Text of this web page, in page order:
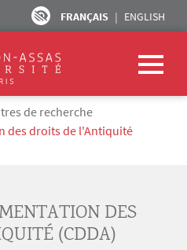
FRANÇAIS ENGLISH
de recherche
des droits de l'Antiquité
DES
(CDDA)